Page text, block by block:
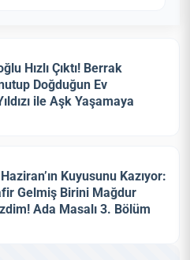
Hızlı Çıktı! Berrak
Doğduğun Ev
ile Aşk Yaşamaya
Kuyusunu Kazıyor:
Gelmiş Birini Mağdur
Ada Masalı 3. Bölüm